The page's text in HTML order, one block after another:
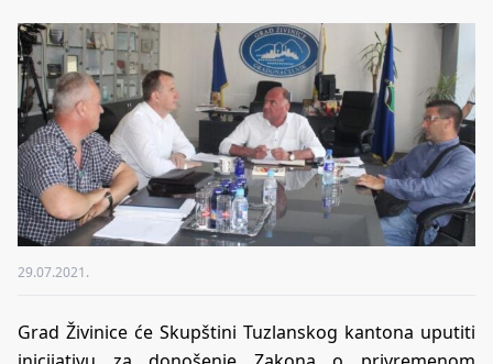
29.07.2021.
Grad Živinice će Skupštini Tuzlanskog kantona uputiti